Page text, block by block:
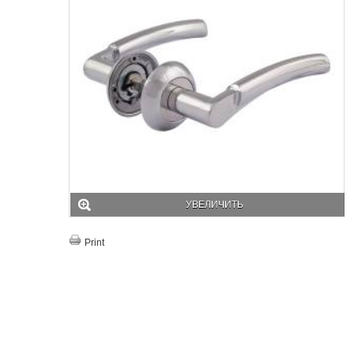
УВЕЛИЧИТЬ
Print